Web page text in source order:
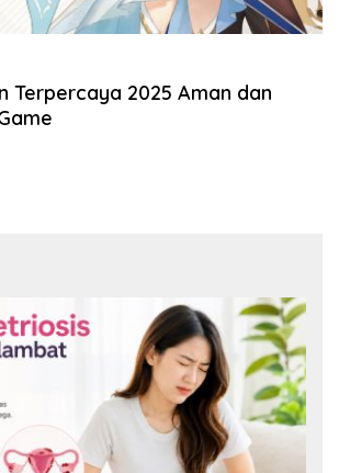
Terpercaya 2025 Aman dan